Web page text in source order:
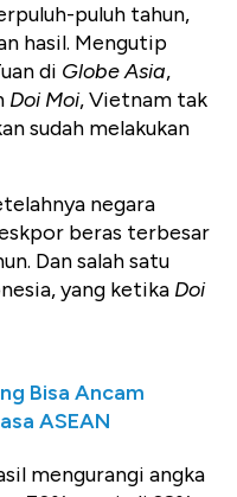
puluh tahun,
hasil. Mengutip
di Globe Asia,
Doi Moi, Vietnam tak
sudah melakukan
negara
beras terbesar
Dan salah satu
yang ketika Doi
Bisa Ancam
ASEAN
mengurangi angka